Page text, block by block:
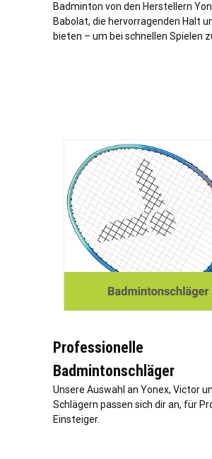
Badminton von den Herstellern
Babolat, die hervorragenden Halt
bieten – um bei schnellen Spielen
Professionelle
Badmintonschläger
Unsere Auswahl an Yonex, Victor
Schlägern passen sich dir an, für
Einsteiger.